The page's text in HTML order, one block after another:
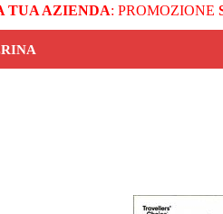
TUA AZIENDA: PROMOZIONE